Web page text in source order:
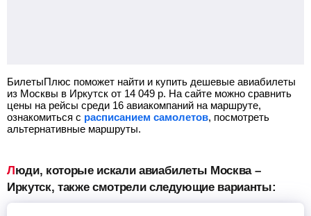
БилетыПлюс поможет найти и купить дешевые авиабилеты
из Москвы в Иркутск от 14 049 р. На сайте можно сравнить
цены на рейсы среди 16 авиакомпаний на маршруте,
ознакомиться с расписанием самолетов, посмотреть
альтернативные маршруты.
Люди, которые искали авиабилеты Москва –
Иркутск, также смотрели следующие варианты: